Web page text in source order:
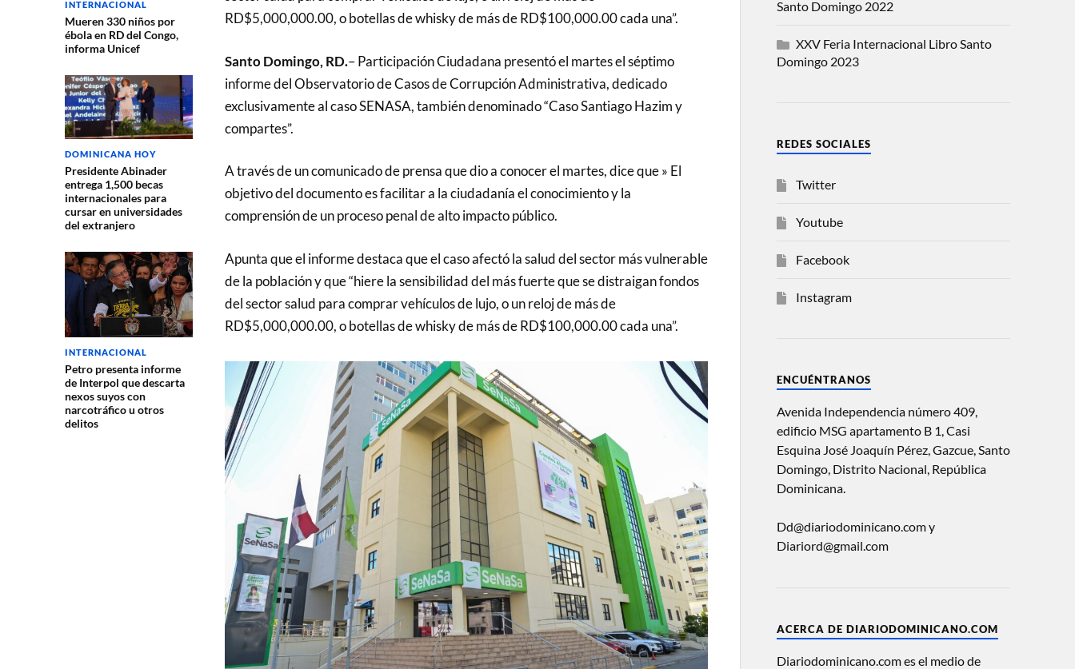
INTERNACIONAL
Mueren 330 niños por
ébola en RD del Congo,
informa Unicef
DOMINICANA HOY
Presidente Abinader
entrega 1,500 becas
internacionales para
cursar en universidades
del extranjero
INTERNACIONAL
Petro presenta informe
de Interpol que descarta
nexos suyos con
narcotráfico u otros
delitos
RD$5,000,000.00, o botellas de whisky de más de RD$100,000.00 cada una”.
Santo Domingo, RD.– Participación Ciudadana presentó el martes el séptimo
informe del Observatorio de Casos de Corrupción Administrativa, dedicado
exclusivamente al caso SENASA, también denominado “Caso Santiago Hazim y
compartes”.
A través de un comunicado de prensa que dio a conocer el martes, dice que » El
objetivo del documento es facilitar a la ciudadanía el conocimiento y la
comprensión de un proceso penal de alto impacto público.
Apunta que el informe destaca que el caso afectó la salud del sector más vulnerable
de la población y que “hiere la sensibilidad del más fuerte que se distraigan fondos
del sector salud para comprar vehículos de lujo, o un reloj de más de
RD$5,000,000.00, o botellas de whisky de más de RD$100,000.00 cada una”.
Santo Domingo 2022
XXV Feria Internacional Libro Santo
Domingo 2023
REDES SOCIALES
Twitter
Youtube
Facebook
Instagram
ENCUÉNTRANOS
Avenida Independencia número 409,
edificio MSG apartamento B 1, Casi
Esquina José Joaquín Pérez, Gazcue, Santo
Domingo, Distrito Nacional, República
Dominicana.
Dd@diariodominicano.com y
Diariord@gmail.com
ACERCA DE DIARIODOMINICANO.COM
Diariodominicano.com es el medio de